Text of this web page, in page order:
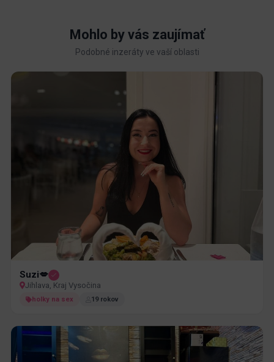
Mohlo by vás zaujímať
Podobné inzeráty ve vaší oblasti
Suzi💋
Jihlava, Kraj Vysočina
holky na sex 19 rokov